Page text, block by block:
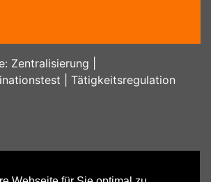
Zentralisierung
Tätigkeitsregulation